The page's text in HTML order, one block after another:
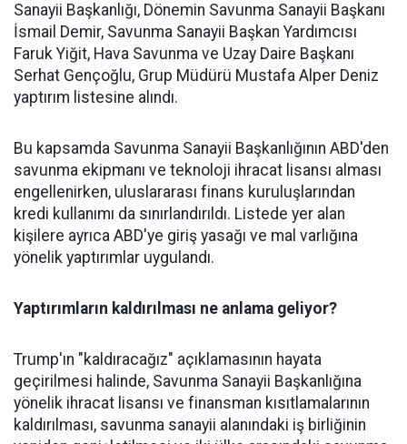
Sanayii Başkanlığı, Dönemin Savunma Sanayii Başkanı
İsmail Demir, Savunma Sanayii Başkan Yardımcısı
Faruk Yiğit, Hava Savunma ve Uzay Daire Başkanı
Serhat Gençoğlu, Grup Müdürü Mustafa Alper Deniz
yaptırım listesine alındı.
Bu kapsamda Savunma Sanayii Başkanlığının ABD'den
savunma ekipmanı ve teknoloji ihracat lisansı alması
engellenirken, uluslararası finans kuruluşlarından
kredi kullanımı da sınırlandırıldı. Listede yer alan
kişilere ayrıca ABD'ye giriş yasağı ve mal varlığına
yönelik yaptırımlar uygulandı.
Yaptırımların kaldırılması ne anlama geliyor?
Trump'ın "kaldıracağız" açıklamasının hayata
geçirilmesi halinde, Savunma Sanayii Başkanlığına
yönelik ihracat lisansı ve finansman kısıtlamalarının
kaldırılması, savunma sanayii alanındaki iş birliğinin